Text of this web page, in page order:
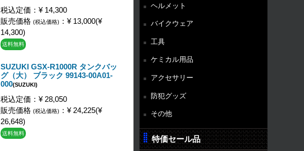
税込定価：¥ 14,300
販売価格 (税込価格) ：¥ 13,000(¥
14,300)
送料無料
SUZUKI GSX-R1000R タンクバッ
グ（大） ブラック 99143-00A01-
000(SUZUKI)
税込定価：¥ 28,050
販売価格 (税込価格) ：¥ 24,225(¥
26,648)
送料無料
ヘルメット
バイクウェア
工具
ケミカル用品
アクセサリー
防犯グッズ
その他
特価セール品